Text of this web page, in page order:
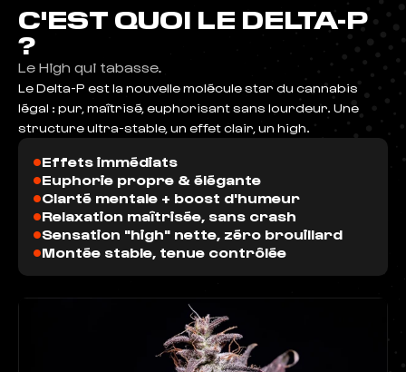
C'EST QUOI LE DELTA-P
?
Le High qui tabasse.
Le Delta-P est la nouvelle molécule star du cannabis
légal : pur, maîtrisé, euphorisant sans lourdeur. Une
structure ultra-stable, un effet clair, un high.
•Effets immédiats
•Euphorie propre & élégante
•Clarté mentale + boost d'humeur
•Relaxation maîtrisée, sans crash
•Sensation "high" nette, zéro brouillard
•Montée stable, tenue contrôlée